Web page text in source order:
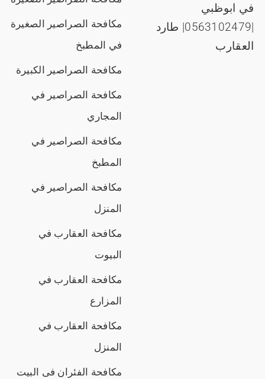
في ابوظبي
|0563102479| طارد
العقارب
مكافحة الصراصير الصغيرة
في المطبخ
مكافحة الصراصير الكبيرة
مكافحة الصراصير في
المجاري
مكافحة الصراصير في
المطبخ
مكافحة الصراصير في
المنزل
مكافحة العقارب في
البيوت
مكافحة العقارب في
المزارع
مكافحة العقارب في
المنزل
مكافحة الفئران فى البيت